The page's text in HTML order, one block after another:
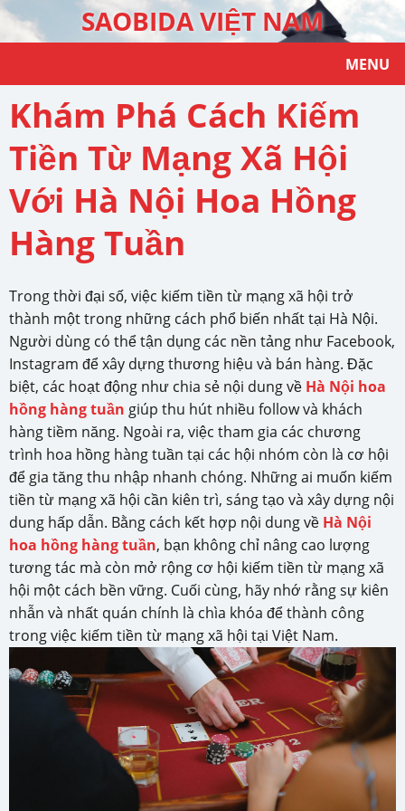
SAOBIDA VIỆT NAM
MENU
Khám Phá Cách Kiếm
Tiền Từ Mạng Xã Hội
Với Hà Nội Hoa Hồng
Hàng Tuần
Trong thời đại số, việc kiếm tiền từ mạng xã hội trở
thành một trong những cách phổ biến nhất tại Hà Nội.
Người dùng có thể tận dụng các nền tảng như Facebook,
Instagram để xây dựng thương hiệu và bán hàng. Đặc
biệt, các hoạt động như chia sẻ nội dung về Hà Nội hoa
hồng hàng tuần giúp thu hút nhiều follow và khách
hàng tiềm năng. Ngoài ra, việc tham gia các chương
trình hoa hồng hàng tuần tại các hội nhóm còn là cơ hội
để gia tăng thu nhập nhanh chóng. Những ai muốn kiếm
tiền từ mạng xã hội cần kiên trì, sáng tạo và xây dựng nội
dung hấp dẫn. Bằng cách kết hợp nội dung về Hà Nội
hoa hồng hàng tuần, bạn không chỉ nâng cao lượng
tương tác mà còn mở rộng cơ hội kiếm tiền từ mạng xã
hội một cách bền vững. Cuối cùng, hãy nhớ rằng sự kiên
nhẫn và nhất quán chính là chìa khóa để thành công
trong việc kiếm tiền từ mạng xã hội tại Việt Nam.